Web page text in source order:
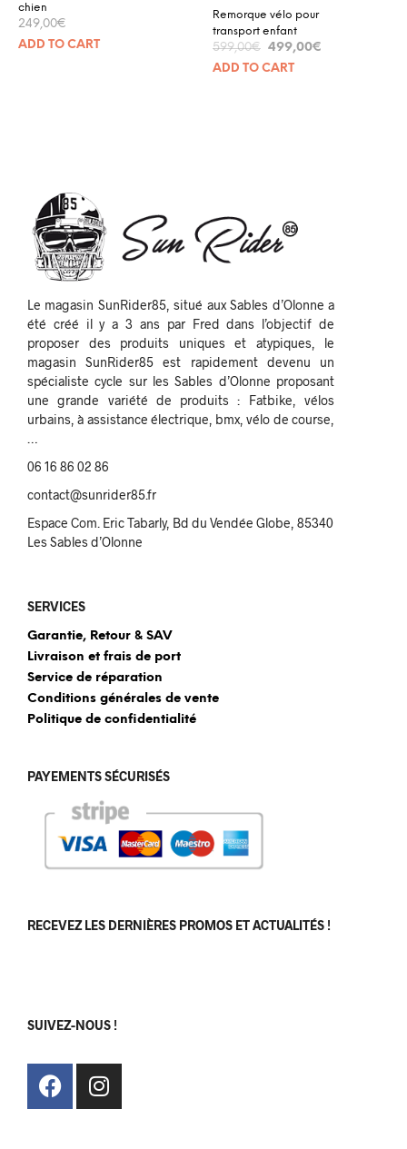
chien
249,00€
ADD TO CART
Remorque vélo pour
transport enfant
599,00€ 499,00€
ADD TO CART
Le magasin SunRider85, situé aux Sables d’Olonne a
été créé il y a 3 ans par Fred dans l’objectif de
proposer des produits uniques et atypiques, le
magasin SunRider85 est rapidement devenu un
spécialiste cycle sur les Sables d’Olonne proposant
une grande variété de produits : Fatbike, vélos
urbains, à assistance électrique, bmx, vélo de course,
06 16 86 02 86
contact@sunrider85.fr
Espace Com. Eric Tabarly, Bd du Vendée Globe, 85340
Les Sables d’Olonne
SERVICES
Garantie, Retour & SAV
Livraison et frais de port
Service de réparation
Conditions générales de vente
Politique de confidentialité
PAYEMENTS SÉCURISÉS
RECEVEZ LES DERNIÈRES PROMOS ET ACTUALITÉS !
SUIVEZ-NOUS !